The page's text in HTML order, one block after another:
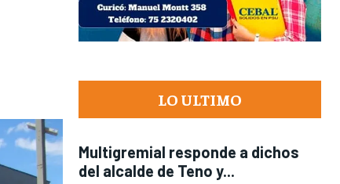
LO ULTIMO
Multigremial responde a dichos
del alcalde de Teno y...